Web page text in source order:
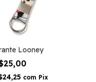
Looney
com Pix